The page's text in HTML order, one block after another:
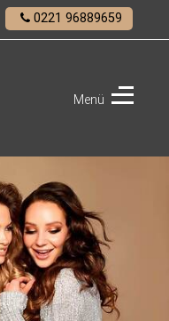
0221 96889659
Menü